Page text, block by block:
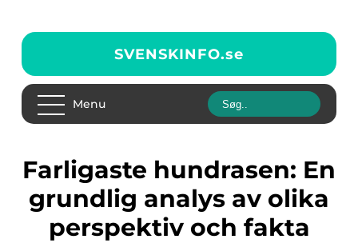
SVENSKINFO.se
Menu
Farligaste hundrasen: En
grundlig analys av olika
perspektiv och fakta